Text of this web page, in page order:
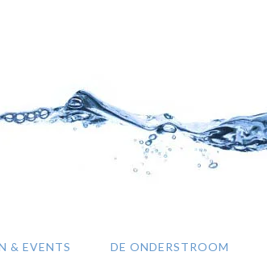
& EVENTS DE ONDERSTROOM